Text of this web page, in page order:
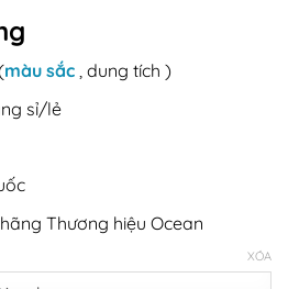
màu sắc, dung tích )
sỉ/lẻ
Thương hiệu Ocean
XÓA